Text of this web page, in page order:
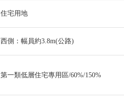
住宅用地
西側：幅員約3.8m(公路)
第一類低層住宅專用區/60%/150%